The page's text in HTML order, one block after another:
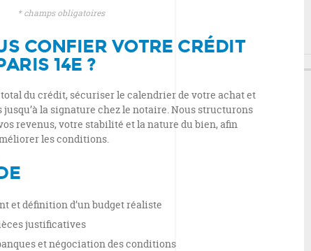
* champs obligatoires
CONFIER VOTRE CRÉDIT
14E ?
du crédit, sécuriser le calendrier de votre achat et
la signature chez le notaire. Nous structurons
revenus, votre stabilité et la nature du bien, afin
les conditions.
et définition d’un budget réaliste
justificatives
et négociation des conditions